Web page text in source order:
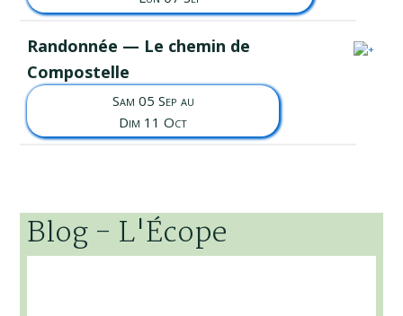
Randonnée — Le chemin de
Compostelle
Sam 05 Sep au
Dim 11 Oct
Blog - L'Écope